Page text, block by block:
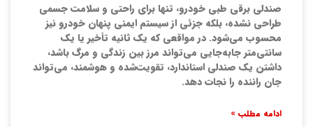
صندلی برقی طبی خودرو، تنها برای راحتی و سلامت جسمی
طراحی نشده، بلکه جزئی از سیستم ایمنی پنهان خودرو نیز
محسوب می‌شود. در مواقعی که یک ثانیه تأخیر یا یک
سانتی‌متر جابه‌جایی می‌تواند مرز بین زندگی و مرگ باشد،
داشتن یک صندلی استاندارد، تقویت‌شده و هوشمند، می‌تواند
جان راننده را نجات دهد.
ادامه مطلب »